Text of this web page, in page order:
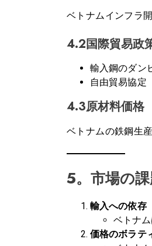
ベトナムインフラ
4.2国際貿易政
輸入鋼のダン
自由貿易協定
4.3原材料価格
ベトナムの鉄鋼生
5。市場の
輸入への依存
ベトナ
価格のボラテ